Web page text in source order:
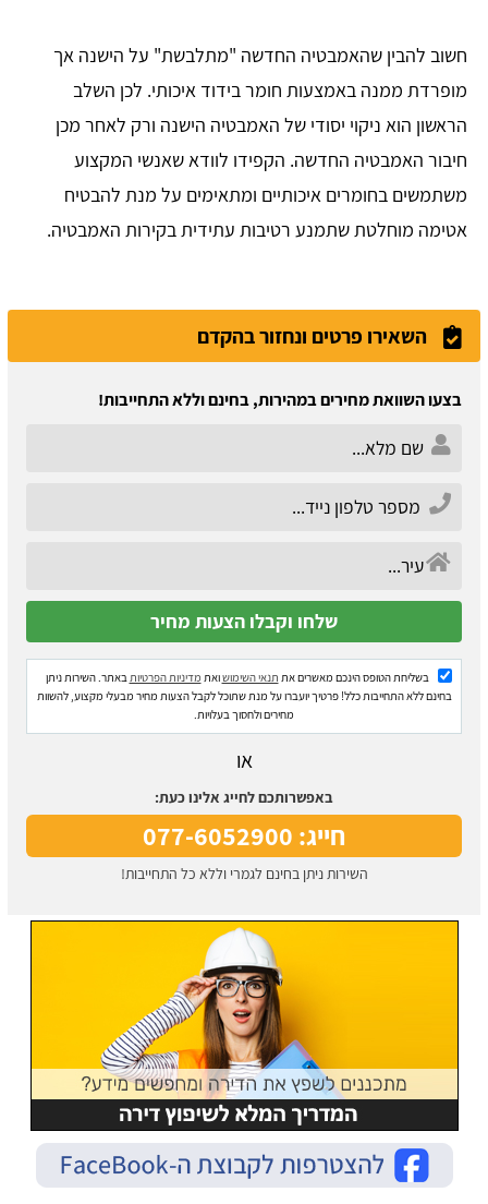
חשוב להבין שהאמבטיה החדשה "מתלבשת" על הישנה אך
מופרדת ממנה באמצעות חומר בידוד איכותי. לכן השלב
הראשון הוא ניקוי יסודי של האמבטיה הישנה ורק לאחר מכן
חיבור האמבטיה החדשה. הקפידו לוודא שאנשי המקצוע
משתמשים בחומרים איכותיים ומתאימים על מנת להבטיח
אטימה מוחלטת שתמנע רטיבות עתידית בקירות האמבטיה.
השאירו פרטים ונחזור בהקדם
בצעו השוואת מחירים במהירות, בחינם וללא התחייבות!
בשליחת הטופס הינכם מאשרים את תנאי השימושואת מדיניות הפרטיותבאתר. השירות ניתן
בחינם ללא התחייבות כלל! פרטיך יועברו על מנת שתוכל לקבל הצעות מחיר מבעלי מקצוע, להשוות
מחירים ולחסוך בעלויות.
או
באפשרותכם לחייג אלינו כעת:
חייג: 077-6052900
השירות ניתן בחינם לגמרי וללא כל התחייבות!